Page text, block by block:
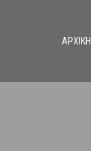
ΑΡΧΙΚΗ